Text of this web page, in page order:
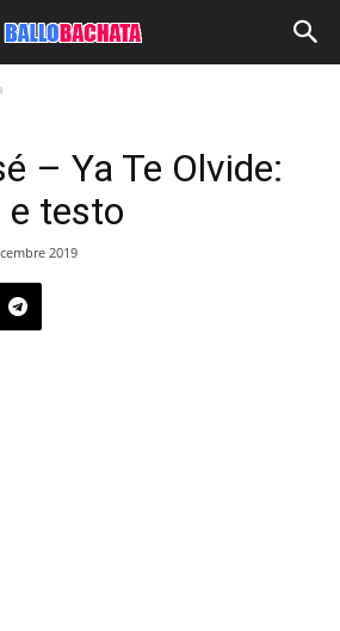
– Ya Te Olvide:
testo
2019